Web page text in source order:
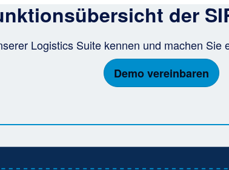
der
Logistics Suite kennen und machen
Demo vereinbaren